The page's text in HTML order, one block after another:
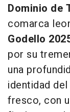
Dominio de
comarca
Godello
por su
una
identidad
fresco, con